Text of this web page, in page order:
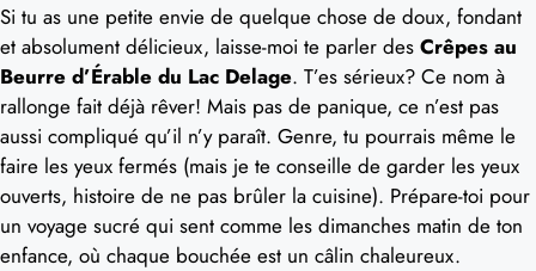
Si tu as une petite envie de quelque chose de doux, fondant
et absolument délicieux, laisse-moi te parler des Crêpes au
Beurre d’Érable du Lac Delage. T’es sérieux? Ce nom à
rallonge fait déjà rêver! Mais pas de panique, ce n’est pas
aussi compliqué qu’il n’y paraît. Genre, tu pourrais même le
faire les yeux fermés (mais je te conseille de garder les yeux
ouverts, histoire de ne pas brûler la cuisine). Prépare-toi pour
un voyage sucré qui sent comme les dimanches matin de ton
enfance, où chaque bouchée est un câlin chaleureux.